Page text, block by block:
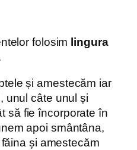
folosim lingura
și amestecăm iar
unul câte unul și
să fie încorporate în
apoi smântâna,
și amestecăm